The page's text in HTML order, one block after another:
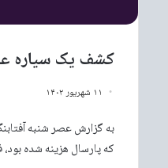
کشف یک سیاره
۱۱ شهریور ۱۴۰۲
که پارسال هزینه شده بود، فراتر رفت